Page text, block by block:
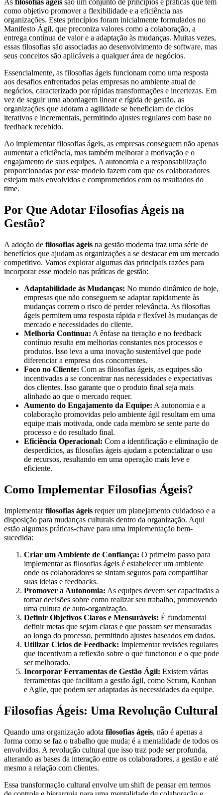
As filosofias ágeis são um conjunto de princípios e práticas que têm
como objetivo promover a flexibilidade e a eficiência nas
organizações. Estes princípios foram inicialmente formulados no
Manifesto Ágil, que preconiza valores como a colaboração, a
entrega contínua de valor e a adaptação às mudanças. Muitas vezes,
essas filosofias são associadas ao desenvolvimento de software, mas
seus conceitos são aplicáveis a qualquer área de negócios.
Essencialmente, as filosofias ágeis funcionam como uma resposta
aos desafios enfrentados pelas empresas no ambiente atual de
negócios, caracterizado por rápidas transformações e incertezas. Em
vez de seguir uma abordagem linear e rígida de gestão, as
organizações que adotam a agilidade se beneficiam de ciclos
iterativos e incrementais, permitindo ajustes regulares com base no
feedback recebido.
Ao implementar filosofias ágeis, as empresas conseguem não apenas
aumentar a eficiência, mas também melhorar a motivação e o
engajamento de suas equipes. A autonomia e a responsabilização
proporcionadas por esse modelo fazem com que os colaboradores
estejam mais envolvidos e comprometidos com os resultados do
time.
Por Que Adotar Filosofias Ágeis na
Gestão?
A adoção de filosofias ágeis na gestão moderna traz uma série de
benefícios que ajudam as organizações a se destacar em um mercado
competitivo. Vamos explorar algumas das principais razões para
incorporar esse modelo nas práticas de gestão:
Adaptabilidade às Mudanças: No mundo dinâmico de hoje,
empresas que não conseguem se adaptar rapidamente às
mudanças correm o risco de perder relevância. As filosofias
ágeis permitem uma resposta rápida e flexível às mudanças de
mercado e necessidades do cliente.
Melhoria Contínua: A ênfase na iteração e no feedback
contínuo resulta em melhorias constantes nos processos e
produtos. Isso leva a uma inovação sustentável que pode
diferenciar a empresa dos concorrentes.
Foco no Cliente: Com as filosofias ágeis, as equipes são
incentivadas a se concentrar nas necessidades e expectativas
dos clientes. Isso garante que o produto final seja mais
alinhado ao que o mercado requer.
Aumento do Engajamento da Equipe: A autonomia e a
colaboração promovidas pelo ambiente ágil resultam em uma
equipe mais motivada, onde cada membro se sente parte do
processo e do resultado final.
Eficiência Operacional: Com a identificação e eliminação de
desperdícios, as filosofias ágeis ajudam a potencializar o uso
de recursos, resultando em uma operação mais leve e
eficiente.
Como Implementar Filosofias Ágeis?
Implementarfilosofias ágeis requer um planejamento cuidadoso e a
disposição para mudanças culturais dentro da organização. Aqui
estão algumas práticas-chave para uma implementação bem-
sucedida:
Criar um Ambiente de Confiança: O primeiro passo para
implementar as filosofias ágeis é estabelecer um ambiente
onde os colaboradores se sintam seguros para compartilhar
suas ideias e feedbacks.
Promover a Autonomia: As equipes devem ser capacitadas a
tomar decisões sobre como realizar seu trabalho, promovendo
uma cultura de auto-organização.
Definir Objetivos Claros e Mensuráveis: É fundamental
definir metas que sejam claras e que possam ser mensuradas
ao longo do processo, permitindo ajustes baseados em dados.
Utilizar Ciclos de Feedback: Implementar revisões regulares
que incentivam a reflexão sobre o que funcionou e o que pode
ser melhorado.
Incorporar Ferramentas de Gestão Ágil: Existem várias
ferramentas que facilitam a gestão ágil, como Scrum, Kanban
e Agile, que podem ser adaptadas às necessidades da equipe.
Filosofias Ágeis: Uma Revolução Cultural
Quando uma organização adota filosofias ágeis, não é apenas a
forma como se faz o trabalho que muda; é a mentalidade de todos os
envolvidos. A revolução cultural que isso traz pode ser profunda,
alterando as bases da interação entre os colaboradores, a gestão e até
mesmo a relação com clientes.
Essa transformação cultural envolve um shift de pensar em termos